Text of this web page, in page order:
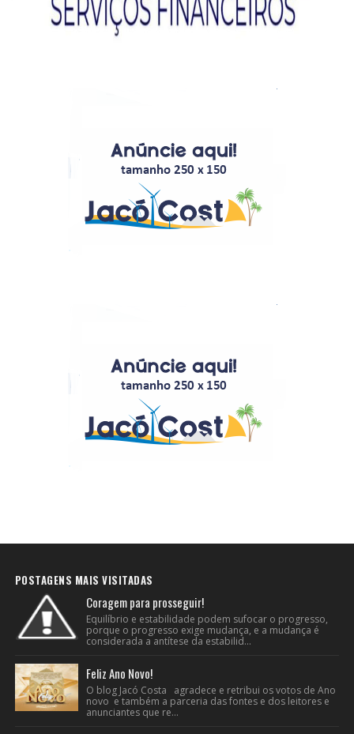
POSTAGENS MAIS VISITADAS
Coragem para prosseguir!
Equilíbrio e estabilidade podem sufocar o progresso,
porque o progresso exige mudança, e a mudança é
considerada a antítese da estabilid...
Feliz Ano Novo!
O blog Jacó Costa agradece e retribui os votos de Ano
novo e também a parceria das fontes e dos leitores e
anunciantes que re...